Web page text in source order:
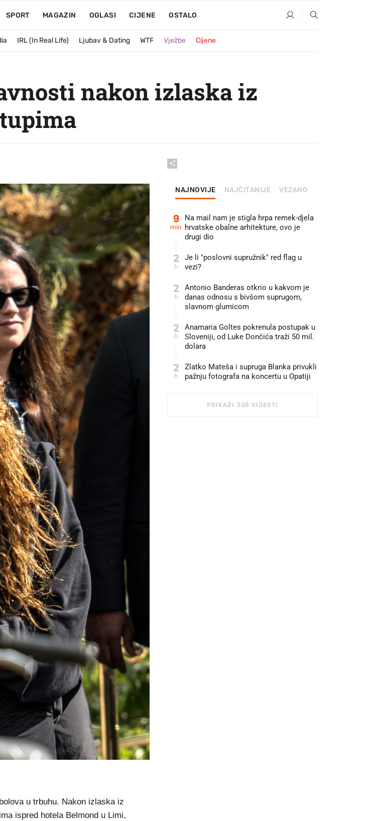
SPORT MAGAZIN OGLASI CIJENE OSTALO
IRL (In Real Life) Ljubav & Dating WTF Vježbe Cijene
nakon izlaska iz
u trbuhu. Nakon izlaska iz
ispred hotela Belmond u Limi,
NAJNOVIJE NAJČITANIJE VEZANO
9
min
Na mail nam je stigla hrpa remek-djela
hrvatske obalne arhitekture, ovo je
drugi dio
2
h
Je li "poslovni supružnik" red flag u
vezi?
2
h
Antonio Banderas otkrio u kakvom je
danas odnosu s bivšom suprugom,
slavnom glumicom
2
h
Anamaria Goltes pokrenula postupak u
Sloveniji, od Luke Dončića traži 50 mil.
dolara
2
h
Zlatko Mateša i supruga Blanka privukli
pažnju fotografa na koncertu u Opatiji
PRIKAŽI JOŠ VIJESTI